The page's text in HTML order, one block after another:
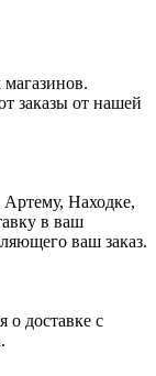
заказы от нашей
Артему, Находке,
в ваш
ваш заказ.
о доставке с